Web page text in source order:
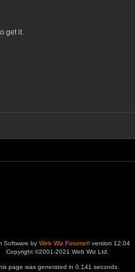
get it.
Software by Web Wiz Forums®version 12.04
Copyright ©2001-2021 Web Wiz Ltd.
page was generated in 0.141 seconds.